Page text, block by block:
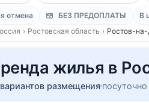
отмена БЕЗ ПРЕДОПЛАТЫ В
› Ростовская область › Ростов-
жилья в
размещения посуточно